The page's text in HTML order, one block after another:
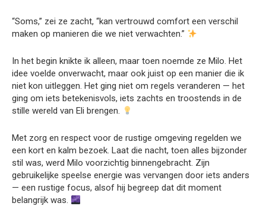
“Soms,” zei ze zacht, “kan vertrouwd comfort een verschil
maken op manieren die we niet verwachten.”
In het begin knikte ik alleen, maar toen noemde ze Milo. Het
idee voelde onverwacht, maar ook juist op een manier die ik
niet kon uitleggen. Het ging niet om regels veranderen — het
ging om iets betekenisvols, iets zachts en troostends in de
stille wereld van Eli brengen.
Met zorg en respect voor de rustige omgeving regelden we
een kort en kalm bezoek. Laat die nacht, toen alles bijzonder
stil was, werd Milo voorzichtig binnengebracht. Zijn
gebruikelijke speelse energie was vervangen door iets anders
— een rustige focus, alsof hij begreep dat dit moment
belangrijk was.